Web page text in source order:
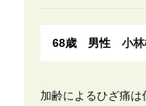
68歳 男性 小林
加齢によるひざ痛